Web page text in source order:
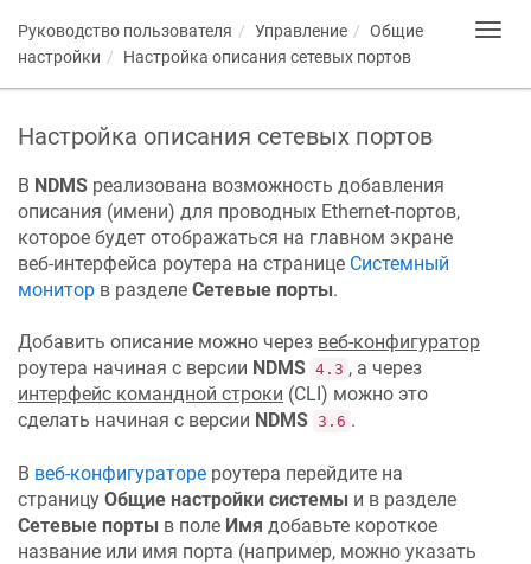
Руководство пользователя Управление
Общие
настройки
Настройка описания сетевых портов
Настройка описания сетевых портов
В NDMS реализована возможность добавления
описания (имени) для проводных Ethernet-портов,
которое будет отображаться на главном экране
веб-интерфейса роутера на странице Системный
монитор в разделе Сетевые порты.
Добавить описание можно через веб-конфигуратор
роутера начиная с версии NDMS 4.3 , а через
интерфейс командной строки (CLI) можно это
сделать начиная с версии NDMS 3.6 .
В веб-конфигураторе роутера перейдите на
страницу Общие настройки системы и в разделе
Сетевые порты в поле Имя добавьте короткое
название или имя порта (например, можно указать